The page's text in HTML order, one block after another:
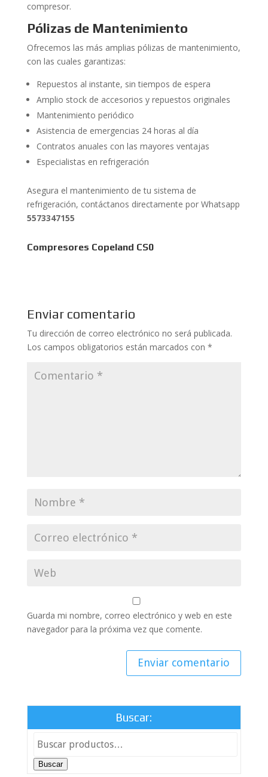
compresor.
Pólizas de Mantenimiento
Ofrecemos las más amplias pólizas de mantenimiento,
con las cuales garantizas:
Repuestos al instante, sin tiempos de espera
Amplio stock de accesorios y repuestos originales
Mantenimiento periódico
Asistencia de emergencias 24 horas al día
Contratos anuales con las mayores ventajas
Especialistas en refrigeración
Asegura el mantenimiento de tu sistema de
refrigeración, contáctanos directamente por Whatsapp
5573347155
Compresores Copeland CS0
Enviar comentario
Tu dirección de correo electrónico no será publicada.
Los campos obligatorios están marcados con *
Guarda mi nombre, correo electrónico y web en este
navegador para la próxima vez que comente.
Buscar:
Buscar